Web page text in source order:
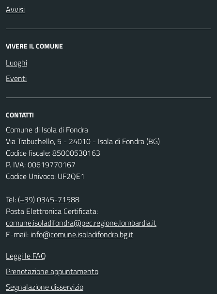
Avvisi
VIVERE IL COMUNE
Luoghi
Eventi
CONTATTI
Comune di Isola di Fondra
Via Trabuchello, 5 - 24010 - Isola di Fondra (BG)
Codice fiscale: 85000530163
P. IVA: 00619770167
Codice Univoco: UF2QE1
Tel:(+39) 0345-71588
Posta Elettronica Certificata:
comune.isoladifondra@pec.regione.lombardia.it
E-mail: info@comune.isoladifondra.bg.it
Leggi le FAQ
Prenotazione appuntamento
Segnalazione disservizio